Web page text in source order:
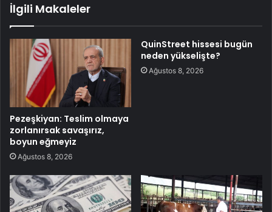
İlgili Makaleler
Pezeşkiyan: Teslim olmaya
zorlanırsak savaşırız,
boyun eğmeyiz
Ağustos 8, 2026
QuinStreet hissesi bugün
neden yükselişte?
Ağustos 8, 2026